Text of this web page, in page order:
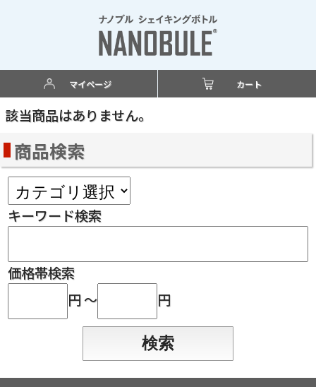
マイページ カート
該当商品はありません。
商品検索
キーワード検索
価格帯検索
円 ～
円